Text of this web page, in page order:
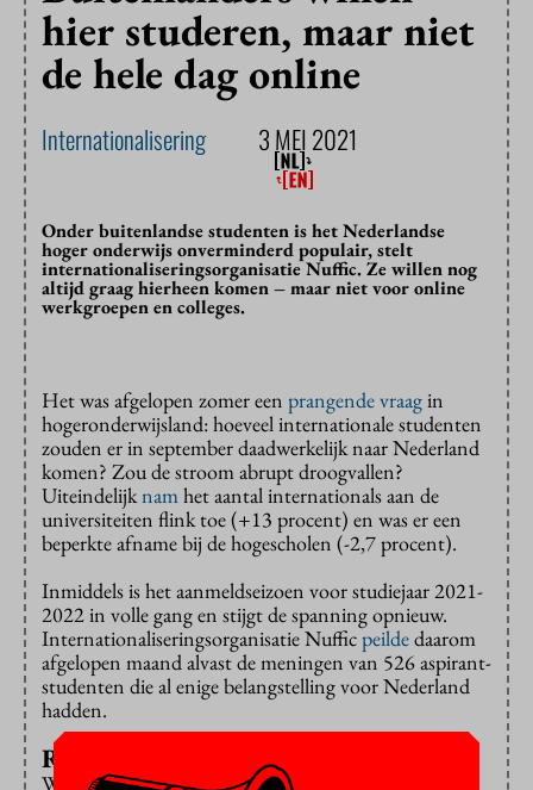
hier studeren, maar niet
de hele dag online
Internationalisering 3 MEI 2021
Onder buitenlandse studenten is het Nederlandse
hoger onderwijs onverminderd populair, stelt
internationaliseringsorganisatie Nuffic. Ze willen nog
altijd graag hierheen komen – maar niet voor online
werkgroepen en colleges.
Het was afgelopen zomer een prangende vraagin
hogeronderwijsland: hoeveel internationale studenten
zouden er in september daadwerkelijk naar Nederland
komen? Zou de stroom abrupt droogvallen?
Uiteindelijknamhet aantal internationals aan de
universiteiten flink toe (+13 procent) en was er een
beperkte afname bij de hogescholen (-2,7 procent).
Inmiddels is het aanmeldseizoen voor studiejaar 2021-
2022 in volle gang en stijgt de spanning opnieuw.
Internationaliseringsorganisatie Nufficpeildedaarom
afgelopen maand alvast de meningen van 526 aspirant-
studenten die al enige belangstelling voor Nederland
hadden.
Ranking
Wat blijkt? Ondanks alle onzekerheden die de